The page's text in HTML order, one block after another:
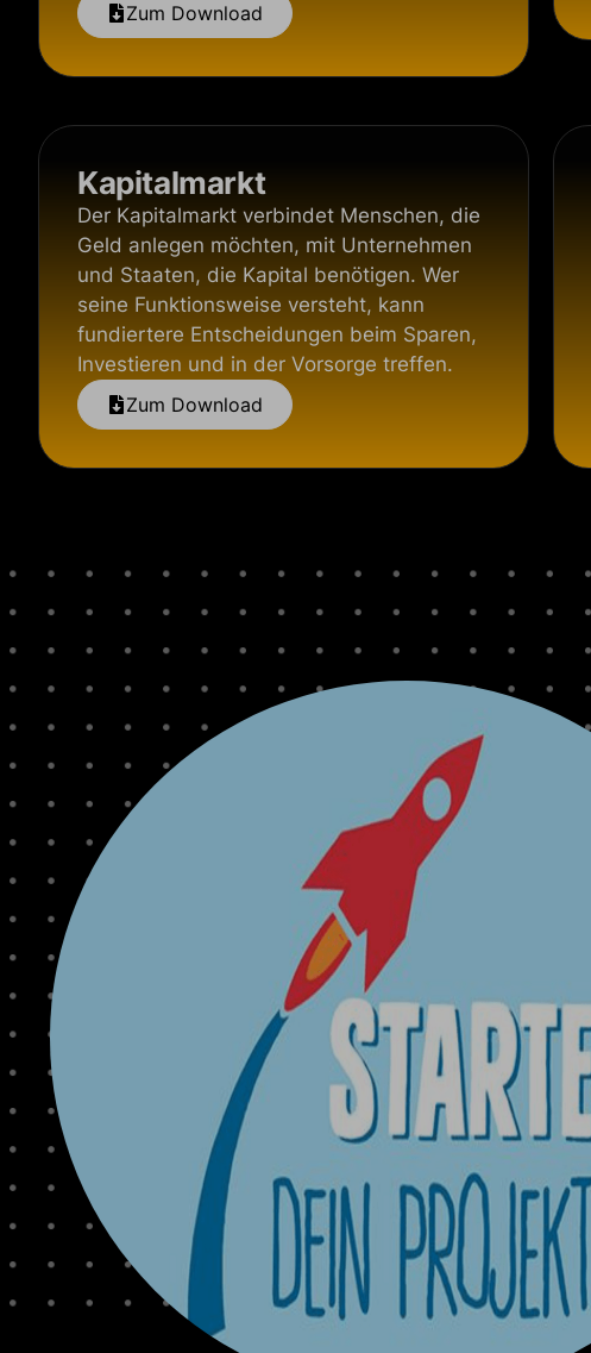
Zum Download
Kapitalmarkt
Der Kapitalmarkt verbindet Menschen, die
Geld anlegen möchten, mit Unternehmen
und Staaten, die Kapital benötigen. Wer
seine Funktionsweise versteht, kann
fundiertere Entscheidungen beim Sparen,
Investieren und in der Vorsorge treffen.
Zum Download